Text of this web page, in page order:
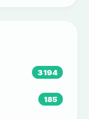
3194
185